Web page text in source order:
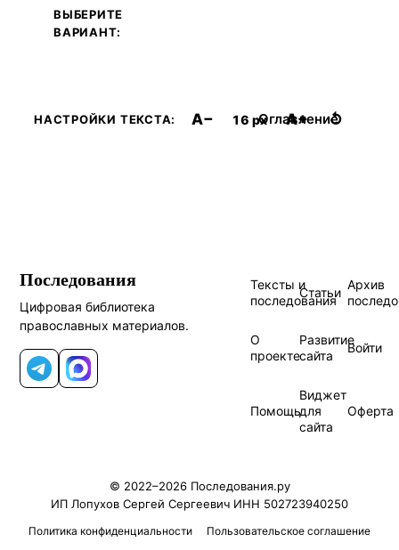
ВЫБЕРИТЕ
ВАРИАНТ:
НАСТРОЙКИ ТЕКСТА: A− 16 px A+ ↺
Оглавление
Последования
Цифровая библиотека
православных материалов.
Telegram
MAX
Тексты и
последования
Статьи
Архив
О
проекте
Развитие
сайта
Войти
Помощь
Виджет
для
сайта
Оферта
© 2022–2026 Последования.ру
ИП Лопухов Сергей Сергеевич ИНН 502723940250
Политика конфиденциальности Пользовательское соглашение